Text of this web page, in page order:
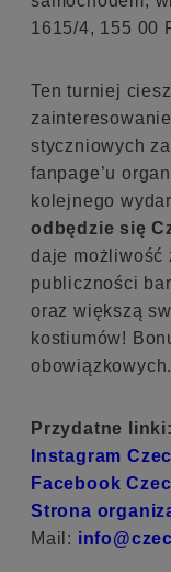
1615/4, 155 00
Ten turniej
styczniowych
fanpage’u
kolejnego
odbędzie się
daje możliwość
publiczności
oraz większą
kostiumów!
obowiązkowych.
Przydatne linki:
Instagram
Facebook
Strona
Mail: